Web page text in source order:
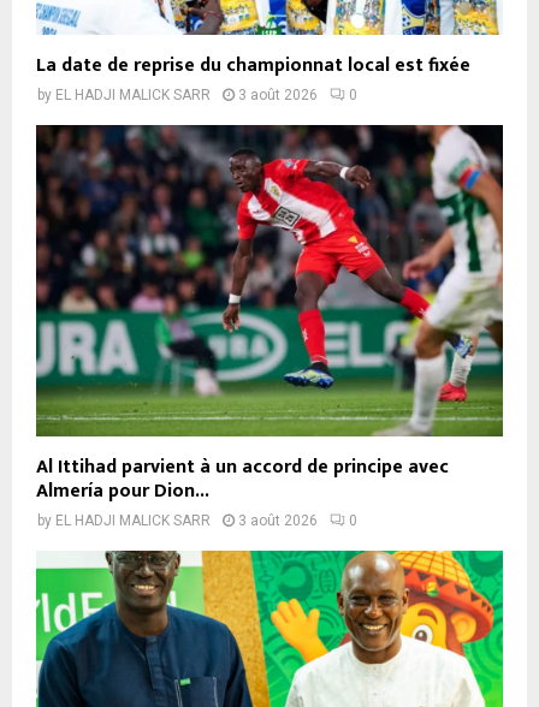
La date de reprise du championnat local est fixée
by EL HADJI MALICK SARR 3 août 2026 0
Al Ittihad parvient à un accord de principe avec
Almería pour Dion...
by EL HADJI MALICK SARR 3 août 2026 0